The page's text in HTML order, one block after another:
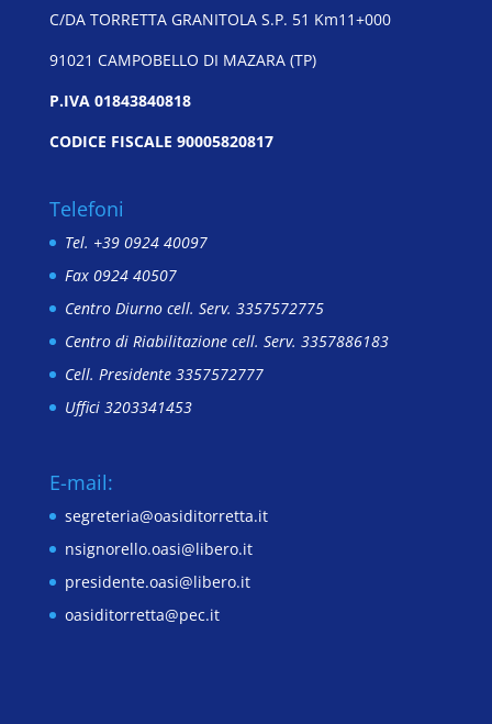
C/DA TORRETTA GRANITOLA S.P. 51 Km11+000
91021 CAMPOBELLO DI MAZARA (TP)
P.IVA 01843840818
CODICE FISCALE 90005820817
Telefoni
Tel. +39 0924 40097
Fax 0924 40507
Centro Diurno cell. Serv. 3357572775
Centro di Riabilitazione cell. Serv. 3357886183
Cell. Presidente 3357572777
Uffici 3203341453
E-mail:
segreteria@oasiditorretta.it
nsignorello.oasi@libero.it
presidente.oasi@libero.it
oasiditorretta@pec.it